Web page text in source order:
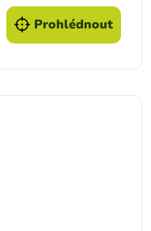
Prohlédnout